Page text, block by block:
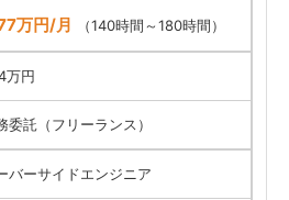
万円/月 （140時間～180時間）
万円
委託（フリーランス）
バーサイドエンジニア